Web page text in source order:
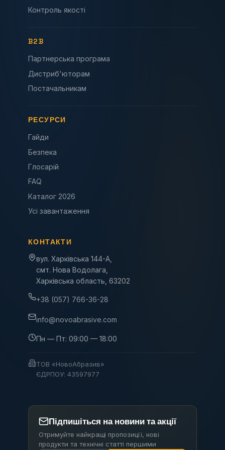
Контроль якості
B2B
Партнерська програма
Дистриб'юторам
Постачальникам
РЕСУРСИ
Гайди
Безпека
Глосарій
FAQ
Каталог 2026
Усі завантаження
КОНТАКТИ
вул. Харківська 144-А,
смт. Нова Водолага,
Харківська область, 63202
+38 (057) 766-36-28
info@novoabrasive.com
Пн — Пт: 09:00 — 18:00
ТОВ «НовоАбразив»
ЄДРПОУ: 43597977
Підпишіться на новини та акції
Отримуйте найкращі пропозиції, нові
продукти та технічні статті першими